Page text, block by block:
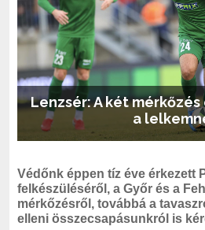
Lenzsér: A két
a
Védőnk éppen tíz éve érkezett
felkészüléséről, a Győr és a
mérkőzésről, továbbá a
elleni összecsapásunkról is